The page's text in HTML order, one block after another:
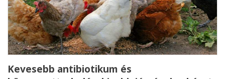
Kevesebb antibiotikum és